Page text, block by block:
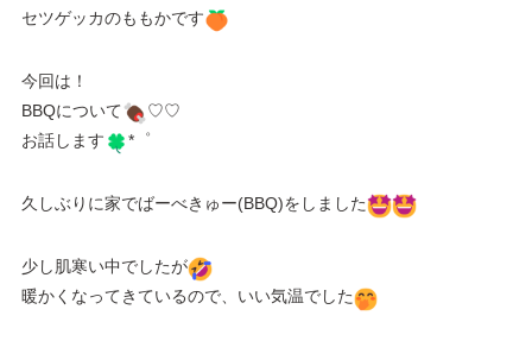
セツゲッカのももかです
今回は！
BBQについて
♡♡
お話します
*゜
久しぶりに家でばーべきゅー(BBQ)をしました
少し肌寒い中でしたが
暖かくなってきているので、いい気温でした